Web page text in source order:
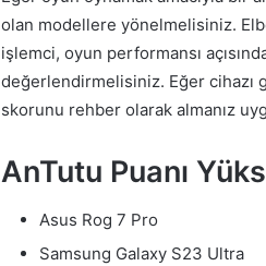
olan modellere yönelmelisiniz.
işlemci, oyun performansı
değerlendirmelisiniz. Eğer cihazı
skorunu rehber olarak almanız
AnTutu Puanı
Asus Rog 7 Pro
Samsung Galaxy S23 Ultra